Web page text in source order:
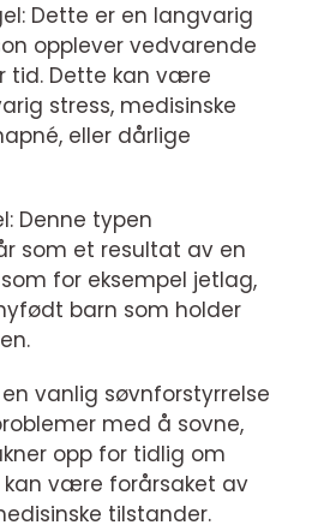
Dette er en langvarig
opplever vedvarende
tid. Dette kan være
stress, medisinske
eller dårlige
Denne typen
som et resultat av en
for eksempel jetlag,
barn som holder
vanlig søvnforstyrrelse
med å sovne,
opp for tidlig om
kan være forårsaket av
tilstander.